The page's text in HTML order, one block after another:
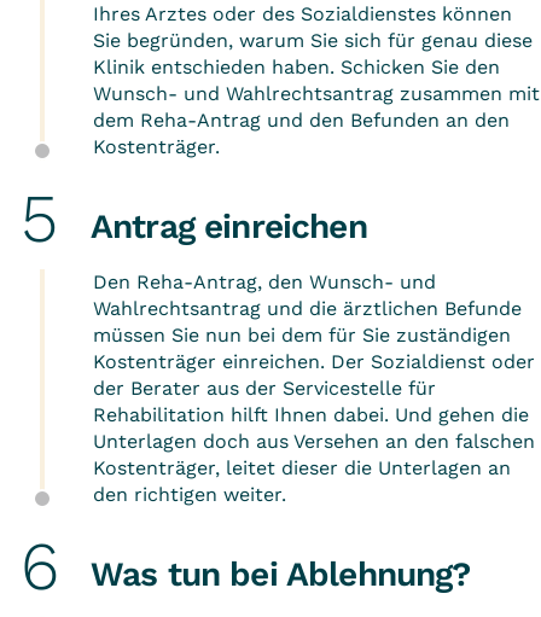
Ihres Arztes oder des Sozialdienstes können
Sie begründen, warum Sie sich für genau diese
Klinik entschieden haben. Schicken Sie den
Wunsch- und Wahlrechtsantrag zusammen mit
dem Reha-Antrag und den Befunden an den
Kostenträger.
Antrag einreichen
Den Reha-Antrag, den Wunsch- und
Wahlrechtsantrag und die ärztlichen Befunde
müssen Sie nun bei dem für Sie zuständigen
Kostenträger einreichen. Der Sozialdienst oder
der Berater aus der Servicestelle für
Rehabilitation hilft Ihnen dabei. Und gehen die
Unterlagen doch aus Versehen an den falschen
Kostenträger, leitet dieser die Unterlagen an
den richtigen weiter.
Was tun bei Ablehnung?